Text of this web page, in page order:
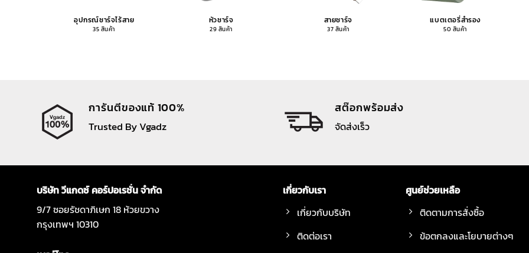
อุปกรณ์ชาร์จไร้สาย
35 สินค้า
หัวชาร์จ
29 สินค้า
สายชาร์จ
37 สินค้า
แบตเตอรี่สำรอง
50 สินค้า
การันตีของแท้ 100%
Trusted By Vgadz
สต๊อกพร้อมส่ง
จัดส่งเร็ว
บริษัท วีแกดซ์ คอร์ปอเรชั่น จำกัด
9/7 ซอยรัชดาภิเษก 18 ห้วยขวาง
กรุงเทพฯ 10310
เกี่ยวกับเรา
เกี่ยวกับบริษัท
ติดต่อเรา
ศูนย์ช่วยเหลือ
ติดตามการสั่งซื้อ
ข้อตกลงและโยบายต่างๆ